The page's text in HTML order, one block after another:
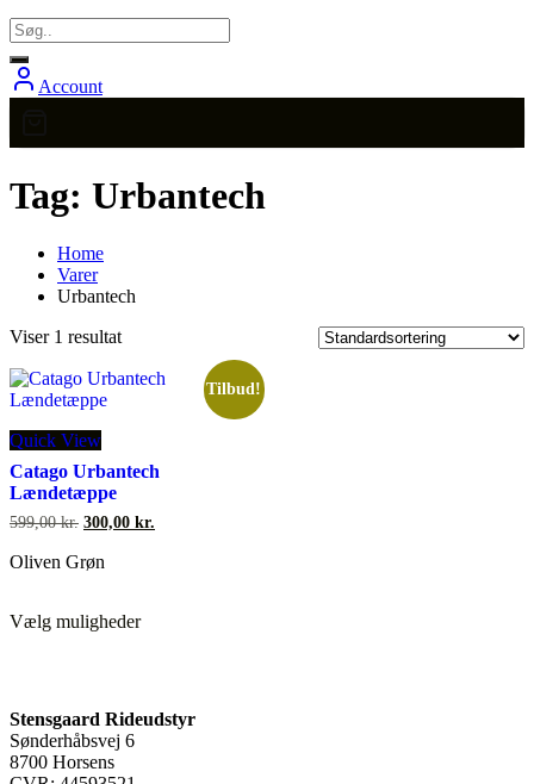
Account
Tag: Urbantech
Home
Varer
Urbantech
Viser 1 resultat
Tilbud!
Quick View
Catago Urbantech
Lændetæppe
599,00kr. Den
pris
300,00 kr.
Oliven Grøn
Vælg mulighedervare
Mulighederne
kan
Stensgaard Rideudstyr
Sønderhåbsvej 6
8700 Horsens